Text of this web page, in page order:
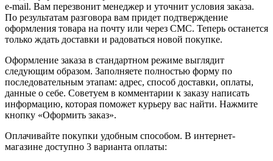
e-mail. Вам перезвонит менеджер и уточнит условия заказа.
По результатам разговора вам придет подтверждение
оформления товара на почту или через СМС. Теперь останется
только ждать доставки и радоваться новой покупке.
Оформление заказа в стандартном режиме выглядит
следующим образом. Заполняете полностью форму по
последовательным этапам: адрес, способ доставки, оплаты,
данные о себе. Советуем в комментарии к заказу написать
информацию, которая поможет курьеру вас найти. Нажмите
кнопку «Оформить заказ».
Оплачивайте покупки удобным способом. В интернет-
магазине доступно 3 варианта оплаты: